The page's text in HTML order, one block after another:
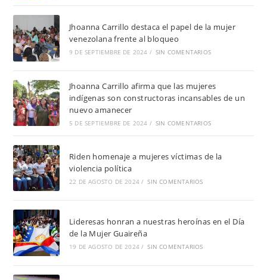
Jhoanna Carrillo destaca el papel de la mujer
venezolana frente al bloqueo
9 DE SEPTIEMBRE DE 2024 / SIN COMENTARIOS
Jhoanna Carrillo afirma que las mujeres
indígenas son constructoras incansables de un
nuevo amanecer
5 DE SEPTIEMBRE DE 2024 / SIN COMENTARIOS
Riden homenaje a mujeres víctimas de la
violencia política
22 DE AGOSTO DE 2024 / SIN COMENTARIOS
Lideresas honran a nuestras heroínas en el Día
de la Mujer Guaireña
19 DE AGOSTO DE 2024 / SIN COMENTARIOS